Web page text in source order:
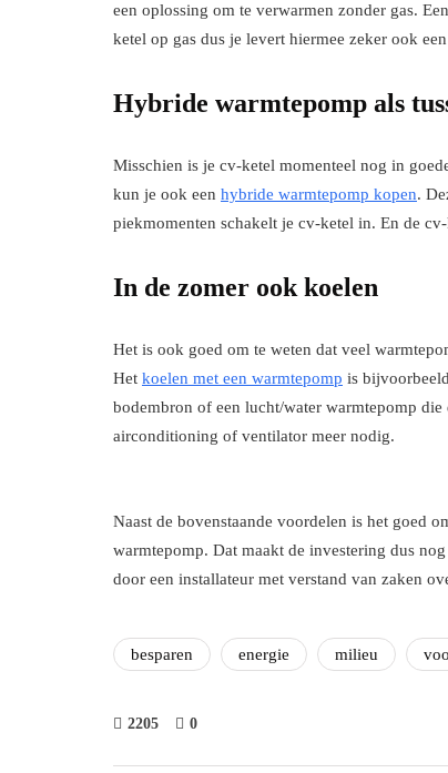
een oplossing om te verwarmen zonder gas.
ketel op gas dus je levert hiermee zeker ook
Hybride warmtepomp als
Misschien is je cv-ketel momenteel nog in
kun je ook een hybride warmtepomp kopen.
piekmomenten schakelt je cv-ketel in. En de
In de zomer ook koelen
Het is ook goed om te weten dat veel
Het koelen met een warmtepomp is
bodembron of een lucht/water warmtepomp
airconditioning of ventilator meer nodig.
Naast de bovenstaande voordelen is het goed
warmtepomp. Dat maakt de investering dus
door een installateur met verstand van zaken
besparen energie milieu
2205 0